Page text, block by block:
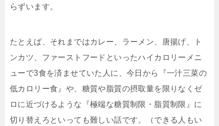
らずいます。
たとえば、それまではカレー、ラーメン、唐揚げ、ト
ンカツ、ファーストフードといったハイカロリーメニ
ューで3食を済ませていた人に、今日から『一汁三菜の
低カロリー食』や、糖質や脂質の摂取量を限りなくゼ
ロに近づけるような『極端な糖質制限・脂質制限』に
切り替えろといっても難しい話です。（できる人もい